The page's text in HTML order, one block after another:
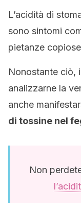
L’acidità di
sono sintomi
pietanze
Nonostante ciò,
analizzarne la
anche
di tossine nel
Non